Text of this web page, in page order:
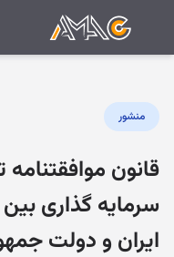
منشور
قانون
سرمایه گذاری
ایران و دولت